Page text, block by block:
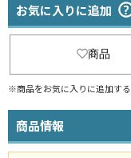
お気に入りに追加
商品
※商品をお気に入りに追加す
商品情報